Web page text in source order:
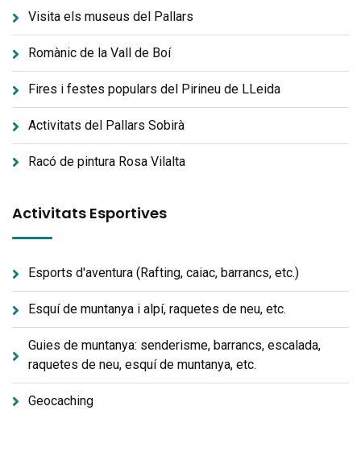
Visita els museus del Pallars
Romànic de la Vall de Boí
Fires i festes populars del Pirineu de LLeida
Activitats del Pallars Sobirà
Racó de pintura Rosa Vilalta
Activitats Esportives
Esports d'aventura (Rafting, caiac, barrancs, etc.)
Esquí de muntanya i alpí, raquetes de neu, etc.
Guies de muntanya: senderisme, barrancs, escalada,
raquetes de neu, esquí de muntanya, etc.
Geocaching